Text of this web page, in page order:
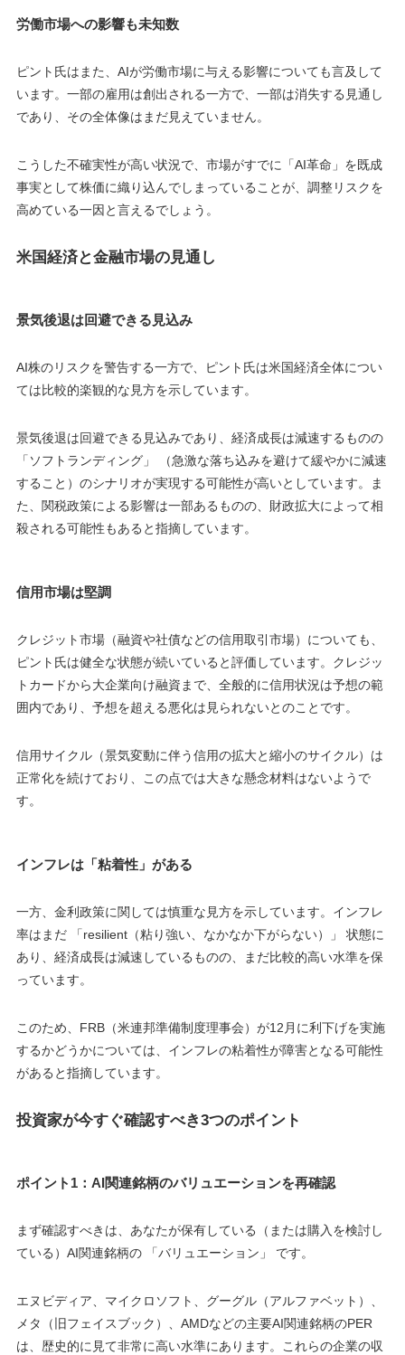
労働市場への影響も未知数
ピント氏はまた、AIが労働市場に与える影響についても言及して
います。一部の雇用は創出される一方で、一部は消失する見通し
であり、その全体像はまだ見えていません。
こうした不確実性が高い状況で、市場がすでに「AI革命」を既成
事実として株価に織り込んでしまっていることが、調整リスクを
高めている一因と言えるでしょう。
米国経済と金融市場の見通し
景気後退は回避できる見込み
AI株のリスクを警告する一方で、ピント氏は米国経済全体につい
ては比較的楽観的な見方を示しています。
景気後退は回避できる見込みであり、経済成長は減速するものの
「ソフトランディング」 （急激な落ち込みを避けて緩やかに減速
すること）のシナリオが実現する可能性が高いとしています。ま
た、関税政策による影響は一部あるものの、財政拡大によって相
殺される可能性もあると指摘しています。
信用市場は堅調
クレジット市場（融資や社債などの信用取引市場）についても、
ピント氏は健全な状態が続いていると評価しています。クレジッ
トカードから大企業向け融資まで、全般的に信用状況は予想の範
囲内であり、予想を超える悪化は見られないとのことです。
信用サイクル（景気変動に伴う信用の拡大と縮小のサイクル）は
正常化を続けており、この点では大きな懸念材料はないようで
す。
インフレは「粘着性」がある
一方、金利政策に関しては慎重な見方を示しています。インフレ
率はまだ 「resilient（粘り強い、なかなか下がらない）」 状態に
あり、経済成長は減速しているものの、まだ比較的高い水準を保
っています。
このため、FRB（米連邦準備制度理事会）が12月に利下げを実施
するかどうかについては、インフレの粘着性が障害となる可能性
があると指摘しています。
投資家が今すぐ確認すべき3つのポイント
ポイント1：AI関連銘柄のバリュエーションを再確認
まず確認すべきは、あなたが保有している（または購入を検討し
ている）AI関連銘柄の 「バリュエーション」 です。
エヌビディア、マイクロソフト、グーグル（アルファベット）、
メタ（旧フェイスブック）、AMDなどの主要AI関連銘柄のPER
は、歴史的に見て非常に高い水準にあります。これらの企業の収